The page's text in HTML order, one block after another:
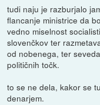
tudi naju je razburjalo
flancanje ministrice da
vedno miselnost
slovenčkov ter
od nobenega, ter
političnih točk.
to se ne dela, kakor se
denarjem.